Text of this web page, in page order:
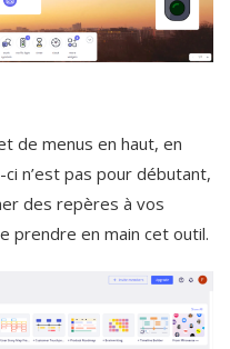
de menus en haut, en
n’est pas pour débutant,
des repères à vos
prendre en main cet outil.